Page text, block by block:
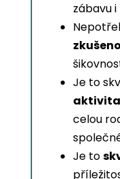
zábavu i
Je to
celou
Je to